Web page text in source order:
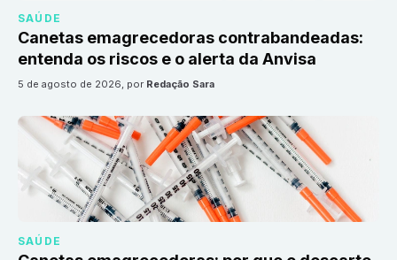
SAÚDE
Canetas emagrecedoras contrabandeadas:
entenda os riscos e o alerta da Anvisa
5 de agosto de 2026, por Redação Sara
SAÚDE